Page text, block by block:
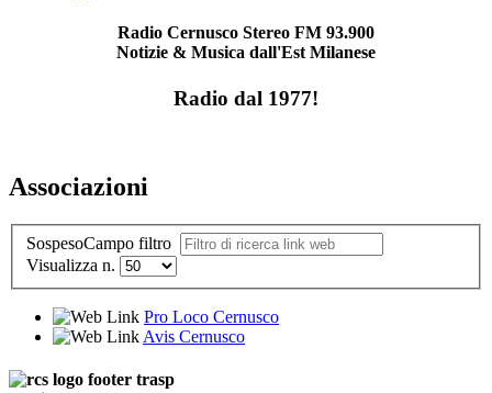
Radio Cernusco Stereo FM 93.900
Notizie & Musica dall'Est Milanese
Radio dal 1977!
Associazioni
SospesoCampo filtro
Visualizza n.
Pro Loco Cernusco
Avis Cernusco